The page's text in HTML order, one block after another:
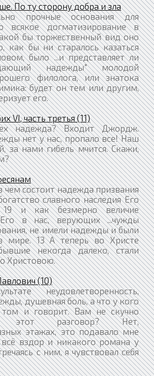
По ту сторону добра и зла
прочные основания для
всякое догматизирование в
бы торжественный вид оно
как бы ни старалось казаться
было ...и представляет ли
надежды" молодой
филолога, или знатока
будет он тем или другим,
его.
VI, часть третья (11)
надежда? Входит Джордж.
нет у нас, пропало все! Наш
за нами гибель мчится. Скажи,
чем состоит надежда призвания
славного наследия Его
19 и как безмерно величие
в нас, верующих ...чужды
не имели надежды и были
мире. 13 А теперь во Христе
некогда далеко, стали
Христовою.
(10)
неудовлетворенность,
душевная боль, а что у кого
и говорит. Вам не скучно
этот разговор? Нет,
этажах, это подавало мне
вздор и никакого романа у
с ним, я чувствовал себя